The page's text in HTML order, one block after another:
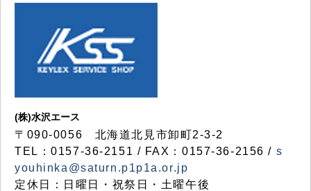
(株)水沢エース
〒090-0056 北海道北見市卸町2-3-2
TEL：0157-36-2151 / FAX：0157-36-2156 / s
youhinka@saturn.p1p1a.or.jp
定休日：日曜日・祝祭日・土曜午後